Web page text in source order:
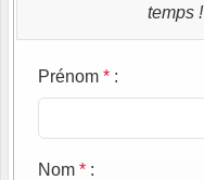
temps !
Prénom * :
Nom * :